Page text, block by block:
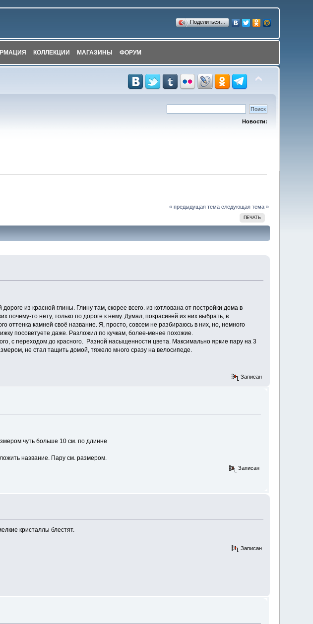
Поделиться…
КОЛЛЕКЦИИ МАГАЗИНЫ ФОРУМ
Новости:
« предыдущая тема следующая тема »
ПЕЧАТЬ
из красной глины. Глину там, скорее всего. из котлована от постройки дома в
то нету, только по дороге к нему. Думал, покрасивей из них выбрать, в
оттенка камней своё название. Я, просто, совсем не разбираюсь в них, но, немного
посоветуете даже. Разложил по кучкам, более-менее похожие.
с переходом до красного. Разной насыщенности цвета. Максимально яркие пару на 3
не стал тащить домой, тяжело много сразу на велосипеде.
Записан
чуть больше 10 см. по длинне
название. Пару см. размером.
Записан
кристаллы блестят.
Записан